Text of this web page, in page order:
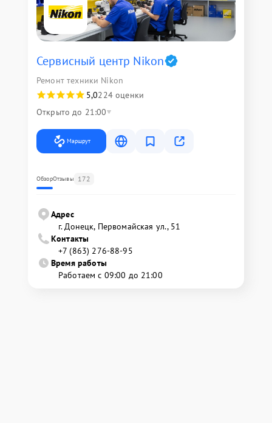
Сервисный центр Nikon
Ремонт техники Nikon
5,0224 оценки
Открыто до 21:00
Маршрут
ОбзорОтзывы 172
Адрес
г. Донецк, Первомайская ул., 51
Контакты
+7 (863) 276-88-95
Время работы
Работаем с 09:00 до 21:00